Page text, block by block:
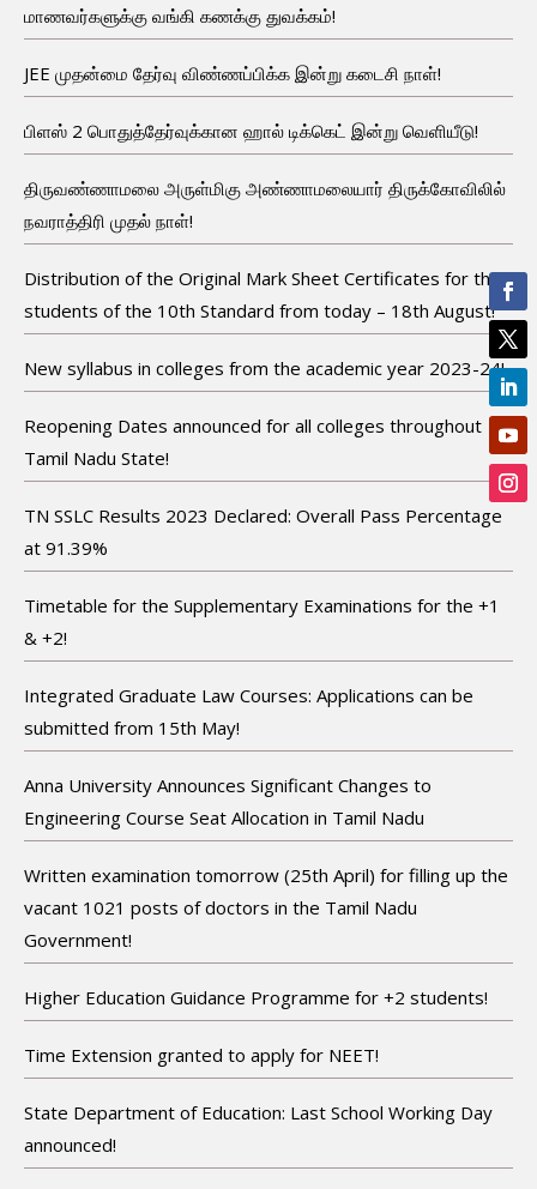
மாணவர்களுக்கு வங்கி கணக்கு துவக்கம்!
JEE முதன்மை தேர்வு விண்ணப்பிக்க இன்று கடைசி நாள்!
பிளஸ் 2 பொதுத்தேர்வுக்கான ஹால் டிக்கெட் இன்று வெளியீடு!
திருவண்ணாமலை அருள்மிகு அண்ணாமலையார் திருக்கோவிலில்
நவராத்திரி முதல் நாள்!
Distribution of the Original Mark Sheet Certificates for the
students of the 10th Standard from today – 18th August!
New syllabus in colleges from the academic year 2023-24!
Reopening Dates announced for all colleges throughout
Tamil Nadu State!
TN SSLC Results 2023 Declared: Overall Pass Percentage
at 91.39%
Timetable for the Supplementary Examinations for the +1
& +2!
Integrated Graduate Law Courses: Applications can be
submitted from 15th May!
Anna University Announces Significant Changes to
Engineering Course Seat Allocation in Tamil Nadu
Written examination tomorrow (25th April) for filling up the
vacant 1021 posts of doctors in the Tamil Nadu
Government!
Higher Education Guidance Programme for +2 students!
Time Extension granted to apply for NEET!
State Department of Education: Last School Working Day
announced!